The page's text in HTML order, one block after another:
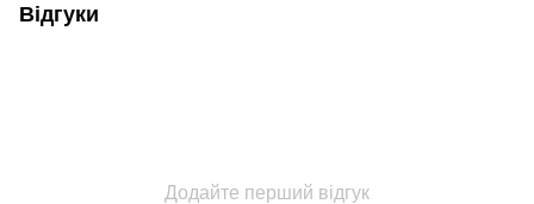
Відгуки
Додайте перший відгук